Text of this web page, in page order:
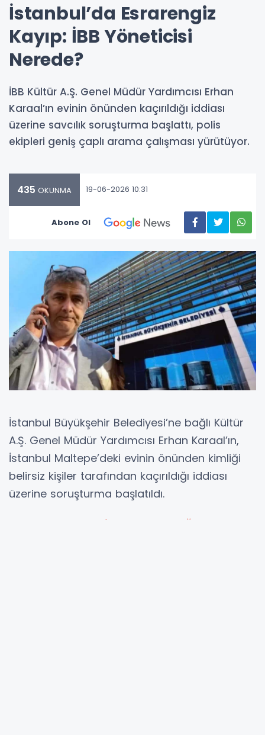
İstanbul’da Esrarengiz
Kayıp: İBB Yöneticisi
Nerede?
İBB Kültür A.Ş. Genel Müdür Yardımcısı Erhan
Karaal’ın evinin önünden kaçırıldığı iddiası
üzerine savcılık soruşturma başlattı, polis
ekipleri geniş çaplı arama çalışması yürütüyor.
435 OKUNMA 19-06-2026 10:31
Abone Ol
İstanbul Büyükşehir Belediyesi’ne bağlı Kültür
A.Ş. Genel Müdür Yardımcısı Erhan Karaal’ın,
İstanbul Maltepe’deki evinin önünden kimliği
belirsiz kişiler tarafından kaçırıldığı iddiası
üzerine soruşturma başlatıldı.
Anadolu Cumhuriyet Başsavcılığı, Karaal’ın